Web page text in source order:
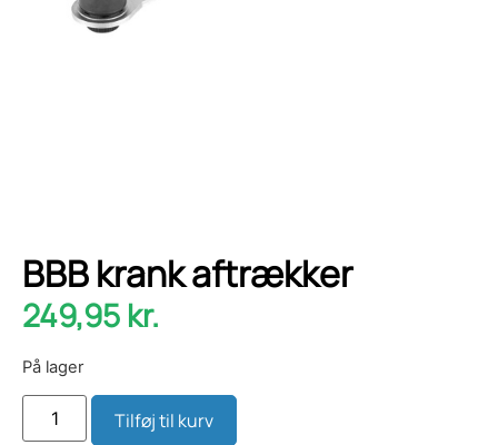
BBB krank aftrækker
249,95 kr.
På lager
Tilføj til kurv